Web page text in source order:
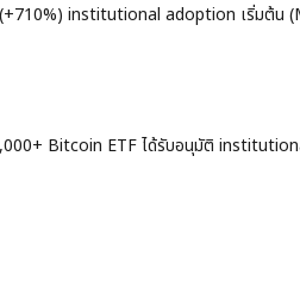
institutional adoption เริ่มต้น
Bitcoin ETF ได้รับอนุมัติ